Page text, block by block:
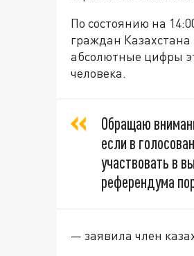
По состоянию на
граждан
абсолютные цифры
человека.
Обращаю
если в
участвовать в
референдума
— заявила член